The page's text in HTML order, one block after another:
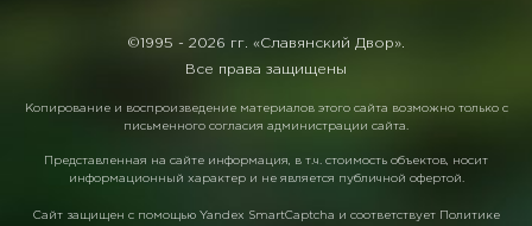
©1995 - 2026 гг. «Славянский Двор».
Все права защищены
Копирование и воспроизведение материалов этого сайта возможно только с
письменного согласия администрации сайта.
Представленная на сайте информация, в т.ч. стоимость объектов, носит
информационный характер и не является публичной офертой.
Сайт защищен с помощью Yandex SmartCaptcha и соответствует Политике